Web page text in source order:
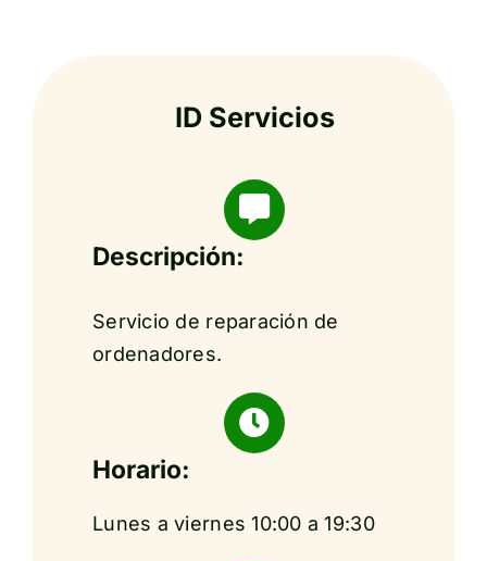
ID Servicios
Descripción:
Servicio de reparación de
ordenadores.
Horario:
Lunes a viernes 10:00 a 19:30